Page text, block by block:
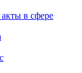
в сфере